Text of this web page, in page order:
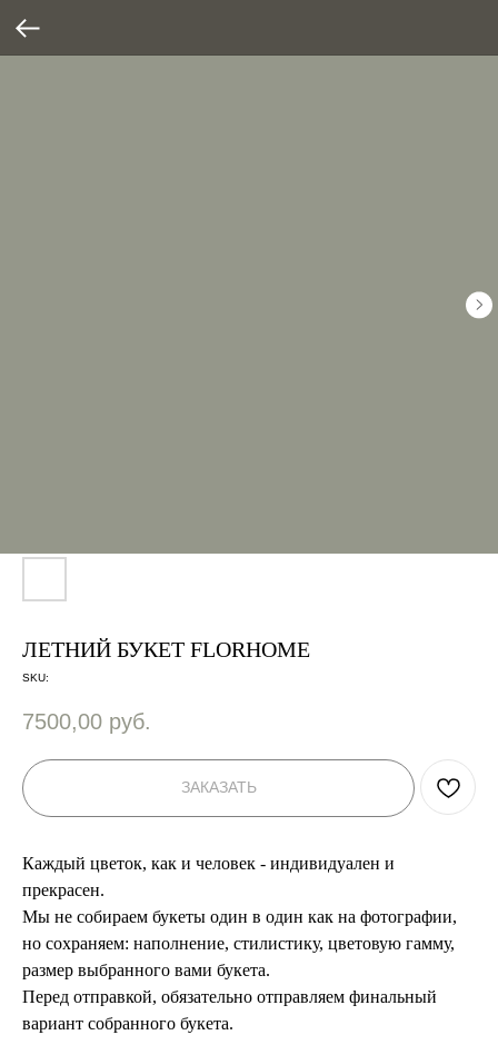
ЛЕТНИЙ БУКЕТ FLORHOME
SKU:
7500,00 руб.
ЗАКАЗАТЬ
Каждый цветок, как и человек - индивидуален и
прекрасен.
Мы не собираем букеты один в один как на фотографии,
но сохраняем: наполнение, стилистику, цветовую гамму,
размер выбранного вами букета.
Перед отправкой, обязательно отправляем финальный
вариант собранного букета.